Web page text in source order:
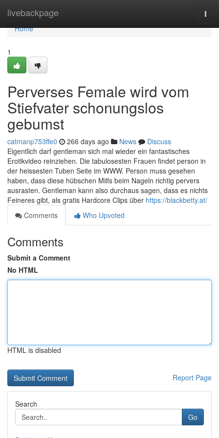
livebackpage
Home
Home
1
Perverses Female wird vom
Stiefvater schonungslos
gebumst
catmanp753ffe0 266 days ago News
Discuss
Eigentlich darf gentleman sich mal wieder ein fantastisches
Erotikvideo reinziehen. Die tabulosesten Frauen findet person in
der heissesten Tuben Seite im WWW. Person muss gesehen
haben, dass diese hübschen Milfs beim Nageln richtig pervers
ausrasten. Gentleman kann also durchaus sagen, dass es nichts
Feineres gibt, als gratis Hardcore Clips über https://blackbetty.at/
Comments
Who Upvoted
Comments
Submit a Comment
No HTML
HTML is disabled
Report Page
Search
Go